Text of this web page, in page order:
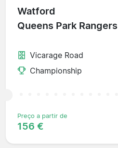
Watford
Queens Park Rangers
Vicarage Road
Championship
Preço a partir de
156 €